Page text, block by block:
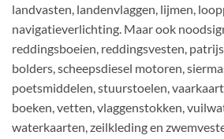
landvasten, landenvlaggen, lijmen,
navigatieverlichting. Maar ook
reddingsboeien, reddingsvesten,
bolders, scheepsdiesel motoren,
poetsmiddelen, stuurstoelen,
boeken, vetten, vlaggenstokken,
waterkaarten, zeilkleding en